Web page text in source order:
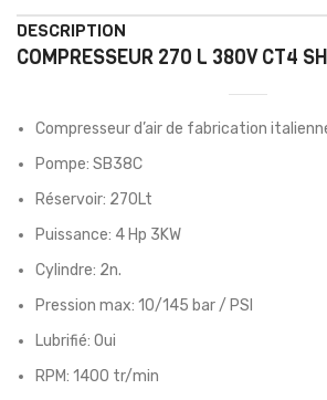
DESCRIPTION
COMPRESSEUR 270 L 380V CT4
Compresseur d’air de fabrication
Pompe: SB38C
Réservoir: 270Lt
Puissance: 4 Hp 3KW
Cylindre: 2n.
Pression max: 10/145 bar / PSI
Lubrifié: Oui
RPM: 1400 tr/min